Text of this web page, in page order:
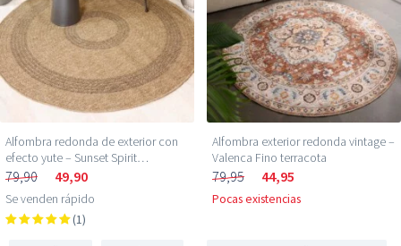
Alfombra redonda de exterior con
efecto yute – Sunset Spirit
Beige/Negro
79,90 49,90
Se venden rápido
(1)
Alfombra exterior redonda vintage –
Valenca Fino terracota
79,95 44,95
Pocas existencias